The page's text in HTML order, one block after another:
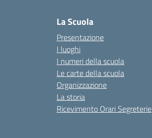
La Scuola
Presentazione
I luoghi
I numeri della scuola
Le carte della scuola
Organizzazione
La storia
Ricevimento Orari Segreterie